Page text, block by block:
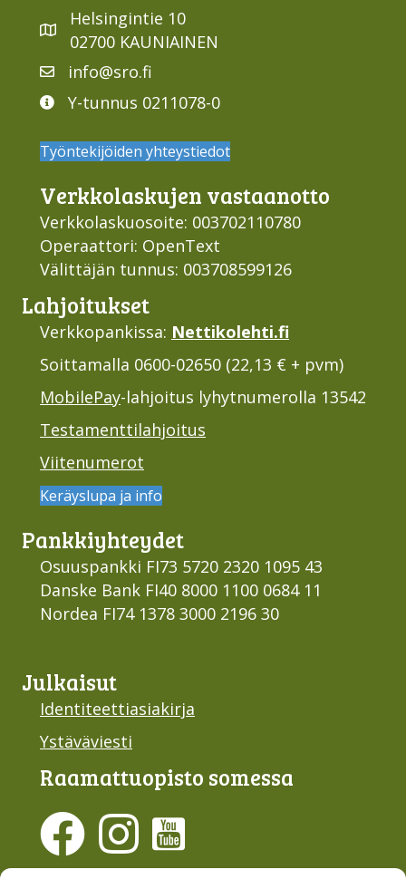
Helsingintie 10
02700 KAUNIAINEN
info@sro.fi
Y-tunnus 0211078-0
Työntekijöiden yhteystiedot
Verkko­laskujen vastaan­otto
Verkkolaskuosoite: 003702110780
Operaattori: OpenText
Välittäjän tunnus: 003708599126
Lahjoi­tukset
Verkkopankissa: Nettikolehti.fi
Soittamalla 0600-02650 (22,13 € + pvm)
MobilePay-lahjoitus lyhytnumerolla 13542
Testamenttilahjoitus
Viitenumerot
Keräyslupa ja info
Pankki­yhteydet
Osuuspankki FI73 5720 2320 1095 43
Danske Bank FI40 8000 1100 0684 11
Nordea FI74 1378 3000 2196 30
Julkaisut
Identiteettiasiakirja
Ystäväviesti
Raamattu­opisto somessa